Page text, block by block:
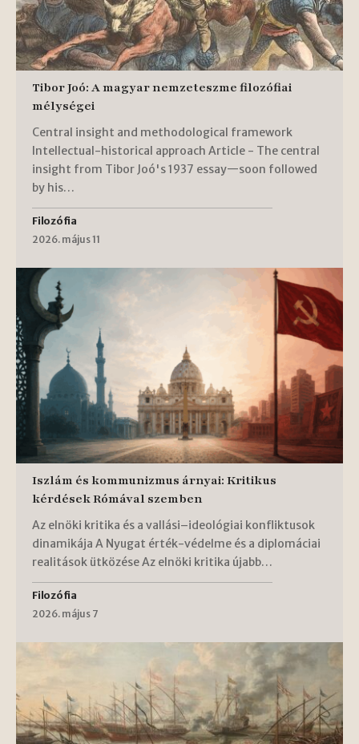
Tibor Joó: A magyar nemzeteszme filozófiai
mélységei
Central insight and methodological framework
Intellectual-historical approach Article - The central
insight from Tibor Joó's 1937 essay—soon followed
by his…
Filozófia
2026. május 11
Iszlám és kommunizmus árnyai: Kritikus
kérdések Rómával szemben
Az elnöki kritika és a vallási–ideológiai konfliktusok
dinamikája A Nyugat érték-védelme és a diplomáciai
realitások ütközése Az elnöki kritika újabb…
Filozófia
2026. május 7